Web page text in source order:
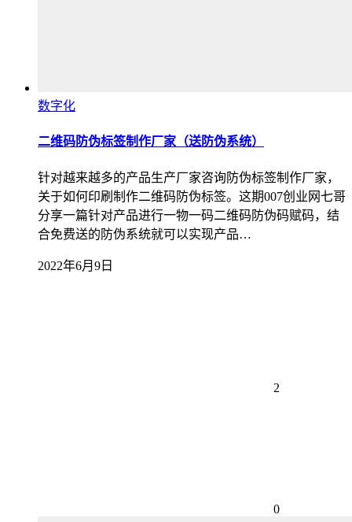
数字化
二维码防伪标签制作厂家（送防伪系统）
针对越来越多的产品生产厂家咨询防伪标签制作厂家，
关于如何印刷制作二维码防伪标签。这期007创业网七哥
分享一篇针对产品进行一物一码二维码防伪码赋码，结
合免费送的防伪系统就可以实现产品…
2022年6月9日
2
0